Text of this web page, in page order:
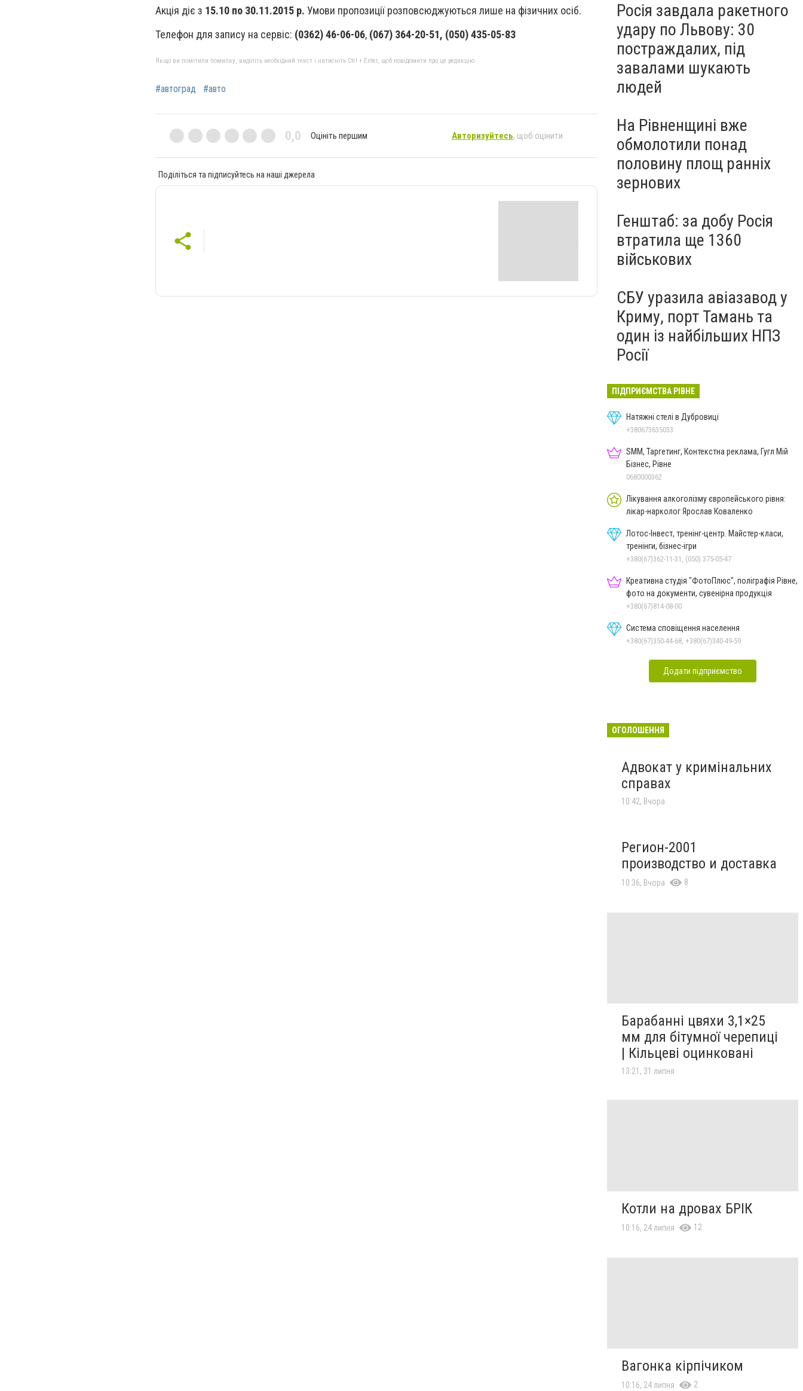
Акція діє з 15.10 по 30.11.2015 р. Умови пропозиції розповсюджуються лише на фізичних осіб.
Телефон для запису на сервіс: (0362) 46-06-06, (067) 364-20-51, (050) 435-05-83
Якщо ви помітили помилку, виділіть необхідний текст і натисніть Ctrl + Enter, щоб повідомити про це редакцію
#автоград #авто
0,0 Оцініть першим Авторизуйтесь, щоб оцінити
Поділіться та підписуйтесь на наші джерела
Росія завдала ракетного
удару по Львову: 30
постраждалих, під
завалами шукають
людей
На Рівненщині вже
обмолотили понад
половину площ ранніх
зернових
Генштаб: за добу Росія
втратила ще 1360
військових
СБУ уразила авіазавод у
Криму, порт Тамань та
один із найбільших НПЗ
Росії
ПІДПРИЄМСТВА РІВНЕ
Натяжні стелі в Дубровиці
+380673635033
SMM, Таргетинг, Контекстна реклама, Гугл Мій
Бізнес, Рівне
0680000362
Лікування алкоголізму європейського рівня:
лікар-нарколог Ярослав Коваленко
Лотос-Інвест, тренінг-центр. Майстер-класи,
тренінги, бізнес-ігри
+380(67)362-11-31, (050) 375-05-47
Креативна студія "ФотоПлюс", поліграфія Рівне,
фото на документи, сувенірна продукція
+380(67)814-08-00
Система сповіщення населення
+380(67)350-44-68, +380(67)340-49-59
Додати підприємство
ОГОЛОШЕННЯ
Адвокат у кримінальних
справах
10:42, Вчора
Регион-2001
производcтво и доставка
10:36, Вчора 8
Барабанні цвяхи 3,1×25
мм для бітумної черепиці
| Кільцеві оцинковані
13:21, 31 липня
Котли на дровах БРІК
10:16, 24 липня 12
Вагонка кірпічиком
10:16, 24 липня 2